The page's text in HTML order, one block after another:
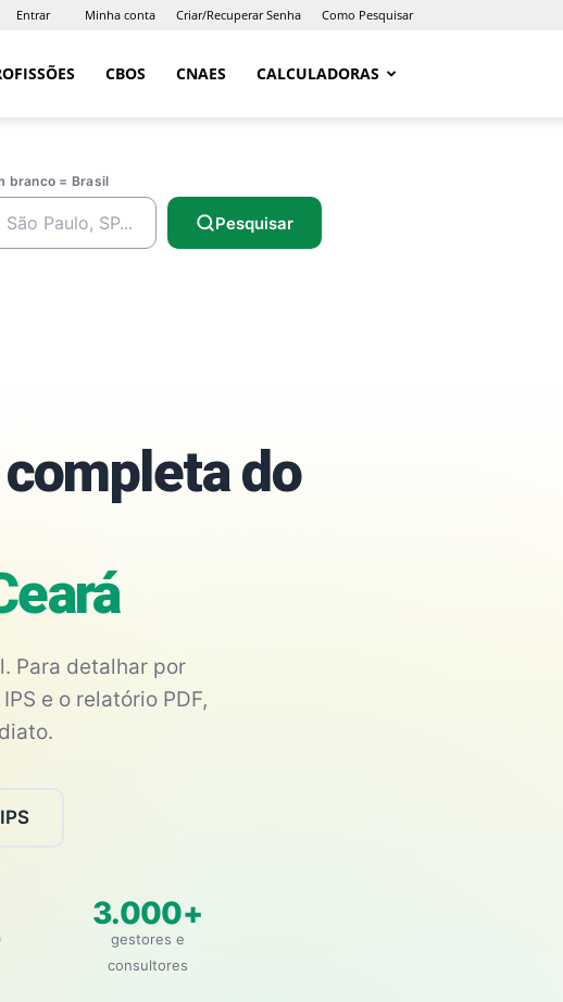
Entrar Minha conta Criar/Recuperar Senha Como Pesquisar
CBOS CNAES CALCULADORAS
branco = Brasil
Pesquisar
do
Para detalhar por
e o relatório PDF,
3.000+
gestores e
consultores